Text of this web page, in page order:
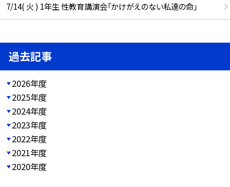
7/14( 火 ) 1年生 性教育講演会「かけがえのない私達の命」
過去記事
2026年度
2025年度
2024年度
2023年度
2022年度
2021年度
2020年度